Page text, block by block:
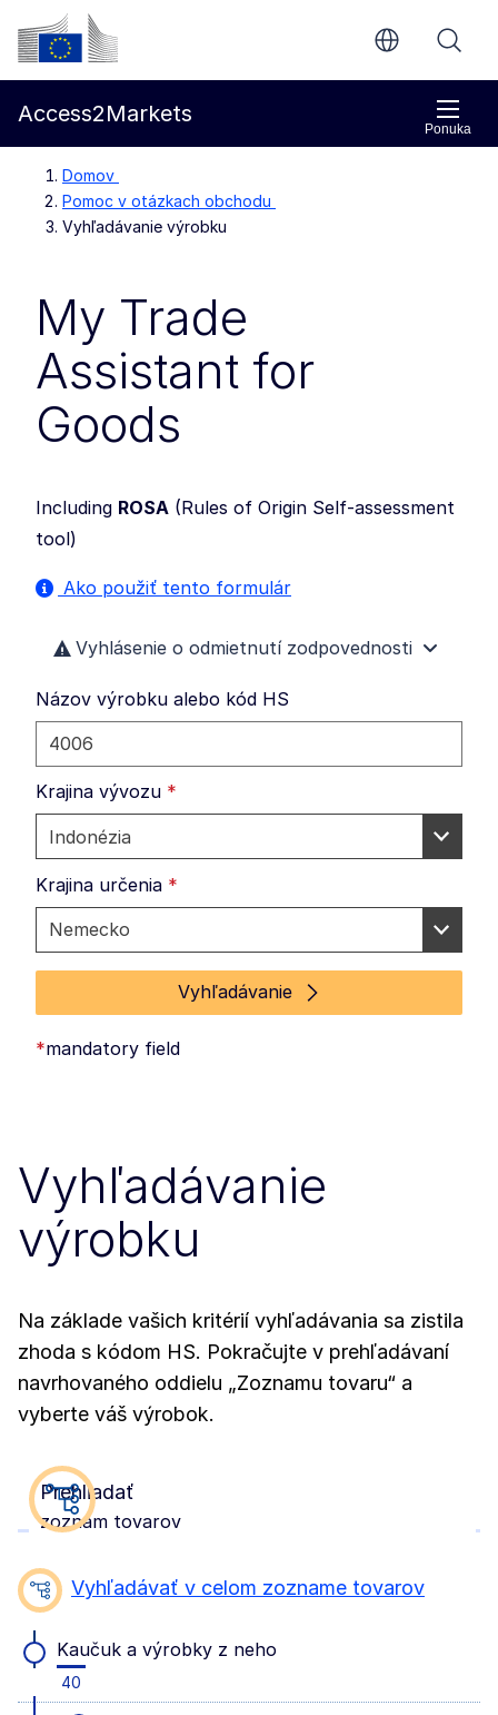
Prejsť na hlavný obsah
Európska komisia
Ponuka
Access2Markets
Domov
Pomoc v otázkach obchodu
Vyhľadávanie výrobku
My Trade
Assistant for
Goods
Including ROSA (Rules of Origin Self-assessment
tool)
Ako použiť tento formulár
Vyhlásenie o odmietnutí zodpovednosti
Názov výrobku alebo kód HS
Krajina vývozu *
Krajina určenia *
Vyhľadávanie
*mandatory field
Vyhľadávanie
výrobku
Na základe vašich kritérií vyhľadávania sa zistila
zhoda s kódom HS. Pokračujte v prehľadávaní
navrhovaného oddielu „Zoznamu tovaru“ a
vyberte váš výrobok.
Prehliadať
zoznam tovarov
Vyhľadávať v celom zozname tovarov
Kaučuk a výrobky z neho
40